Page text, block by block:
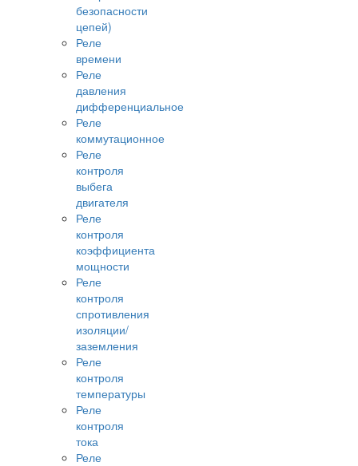
безопасности
цепей)
Реле
времени
Реле
давления
дифференциальное
Реле
коммутационное
Реле
контроля
выбега
двигателя
Реле
контроля
коэффициента
мощности
Реле
контроля
спротивления
изоляции/
заземления
Реле
контроля
температуры
Реле
контроля
тока
Реле